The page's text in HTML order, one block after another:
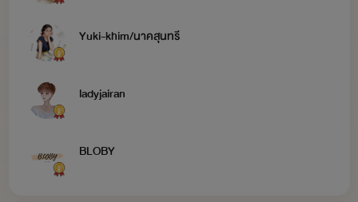
Yuki-khim/นาคสุนทรี
ladyjairan
BLOBY